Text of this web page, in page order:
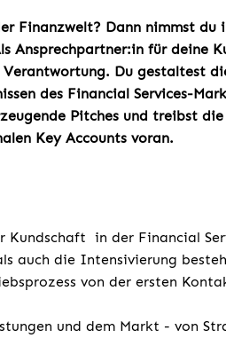
Finanzwelt? Dann nimmst du
Ansprechpartner:in für deine
Du gestaltest
des Financial Services-
Pitches und treibst die
Key Accounts voran.
in der Financial
auch die Intensivierung
von der ersten
und dem Markt - von